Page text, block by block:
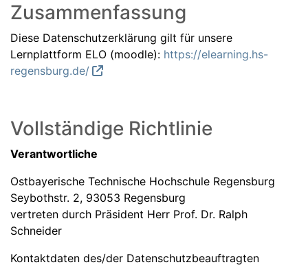
Zusammenfassung
Diese Datenschutzerklärung gilt für unsere
Lernplattform ELO (moodle): https://elearning.hs-
regensburg.de/
Vollständige Richtlinie
Verantwortliche
Ostbayerische Technische Hochschule Regensburg
Seybothstr. 2, 93053 Regensburg
vertreten durch Präsident Herr Prof. Dr. Ralph
Schneider
Kontaktdaten des/der Datenschutzbeauftragten